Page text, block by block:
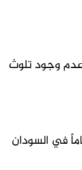
عدم وجود تلوث
في السودان